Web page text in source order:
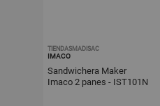
TIENDASMADISAC
IMACO
Sandwichera Maker
Imaco 2 panes - IST101N